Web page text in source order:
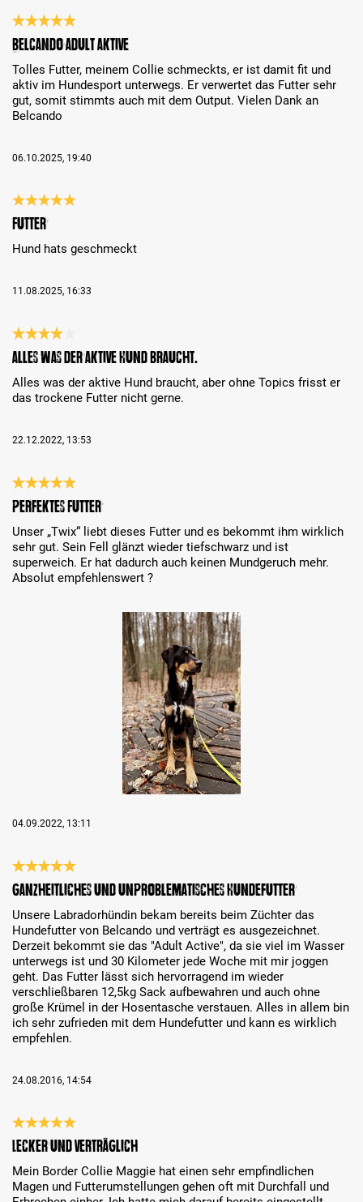
Bewertung mit 5 von 5 Sternen
Belcando Adult Aktive
Tolles Futter, meinem Collie schmeckts, er ist damit fit und
aktiv im Hundesport unterwegs. Er verwertet das Futter sehr
gut, somit stimmts auch mit dem Output. Vielen Dank an
Belcando
06.10.2025, 19:40
Bewertung mit 5 von 5 Sternen
Futter
Hund hats geschmeckt
11.08.2025, 16:33
Bewertung mit 4 von 5 Sternen
Alles was der aktive Hund braucht.
Alles was der aktive Hund braucht, aber ohne Topics frisst er
das trockene Futter nicht gerne.
22.12.2022, 13:53
Bewertung mit 5 von 5 Sternen
Perfektes Futter
Unser „Twix“ liebt dieses Futter und es bekommt ihm wirklich
sehr gut. Sein Fell glänzt wieder tiefschwarz und ist
superweich. Er hat dadurch auch keinen Mundgeruch mehr.
Absolut empfehlenswert ?
Bildergalerie überspringen
04.09.2022, 13:11
Bewertung mit 5 von 5 Sternen
Ganzheitliches und unproblematisches Hundefutter
Unsere Labradorhündin bekam bereits beim Züchter das
Hundefutter von Belcando und verträgt es ausgezeichnet.
Derzeit bekommt sie das "Adult Active", da sie viel im Wasser
unterwegs ist und 30 Kilometer jede Woche mit mir joggen
geht. Das Futter lässt sich hervorragend im wieder
verschließbaren 12,5kg Sack aufbewahren und auch ohne
große Krümel in der Hosentasche verstauen. Alles in allem bin
ich sehr zufrieden mit dem Hundefutter und kann es wirklich
empfehlen.
24.08.2016, 14:54
Bewertung mit 5 von 5 Sternen
Lecker und verträglich
Mein Border Collie Maggie hat einen sehr empfindlichen
Magen und Futterumstellungen gehen oft mit Durchfall und